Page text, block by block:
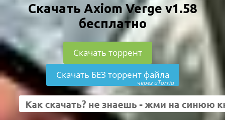
Скачать Axiom Verge v1.58
бесплатно
Скачать торрент
Скачать БЕЗ торрент файла
через uTorria